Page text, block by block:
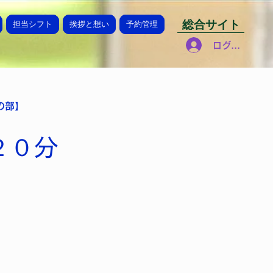
担当シフト 挨拶と想い 予約管理 総合サイト
ログイン
】
０分